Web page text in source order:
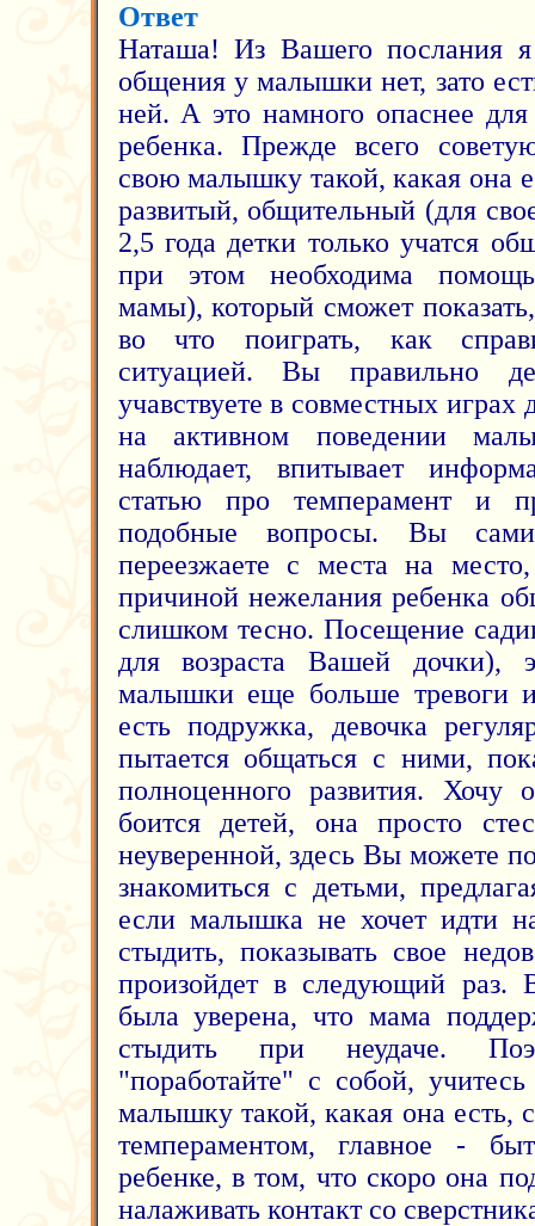
Ответ
Наташа! Из Вашего послания
общения у малышки нет, зато
ней. А это намного опаснее для
ребенка. Прежде всего
свою малышку такой, какая она
развитый, общительный (для
2,5 года детки только учатся
при этом необходима
мамы), который сможет
во что поиграть, как
ситуацией. Вы правильно
учавствуете в совместных играх
на активном поведении
наблюдает, впитывает
статью про темперамент и
подобные вопросы. Вы
переезжаете с места на
причиной нежелания ребенка
слишком тесно. Посещение
для возраста Вашей дочки),
малышки еще больше тревоги
есть подружка, девочка
пытается общаться с ними,
полноценного развития. Хочу
боится детей, она просто
неуверенной, здесь Вы можете
знакомиться с детьми,
если малышка не хочет идти
стыдить, показывать свое
произойдет в следующий
была уверена, что мама
стыдить при неудаче.
"поработайте" с собой,
малышку такой, какая она есть,
темпераментом, главное -
ребенке, в том, что скоро она
налаживать контакт со